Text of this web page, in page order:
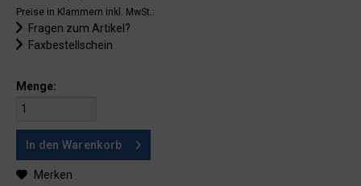
Preise in Klammern inkl. MwSt.:
Fragen zum Artikel?
Faxbestellschein
Menge:
In den Warenkorb
Merken